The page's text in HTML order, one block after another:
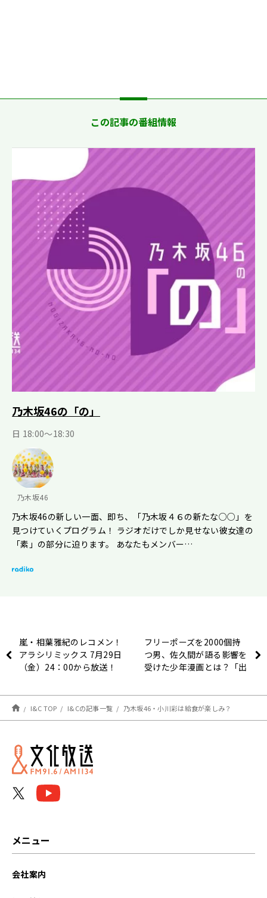
この記事の番組情報
乃木坂46の「の」
日 18:00～18:30
乃木坂46
乃木坂46の新しい一面、即ち、「乃木坂４６の新たな○○」を
見つけていくプログラム！ ラジオだけでしか見せない彼女達の
「素」の部分に迫ります。 あなたもメンバー…
嵐・相葉雅紀のレコメン！
アラシリミックス 7月29日
（金）24：00から放送！
フリーポーズを2000個持
つ男、佐久間が語る影響を
受けた少年漫画とは？「出
イティングポーズほぼでき
る」
I&C TOP I&Cの記事一覧 乃木坂46・小川彩は給食が楽しみ？
メニュー
会社案内